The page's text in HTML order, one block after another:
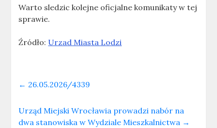
Warto sledzic kolejne oficjalne komunikaty w tej
sprawie.
Źródło: Urzad Miasta Lodzi
← 26.05.2026/4339
Urząd Miejski Wrocławia prowadzi nabór na
dwa stanowiska w Wydziale Mieszkalnictwa →